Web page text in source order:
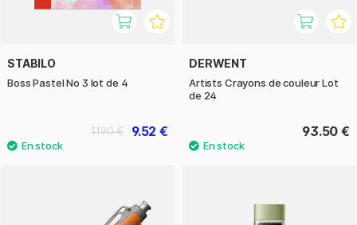
STABILO
Boss Pastel No 3 lot de 4
9.52 €
11.90 €
DERWENT
Artists Crayons de couleur Lot
de 24
93.50 €